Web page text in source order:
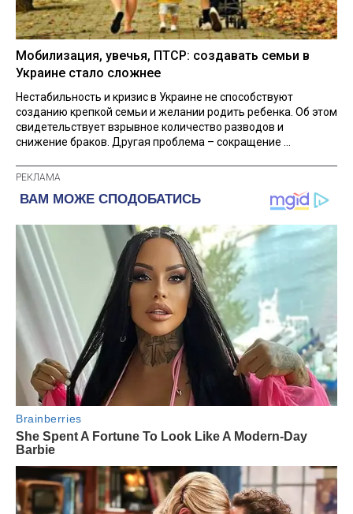
Мобилизация, увечья, ПТСР: создавать семьи в
Украине стало сложнее
Нестабильность и кризис в Украине не способствуют
созданию крепкой семьи и желании родить ребенка. Об этом
свидетельствует взрывное количество разводов и
снижение браков. Другая проблема – сокращение ...